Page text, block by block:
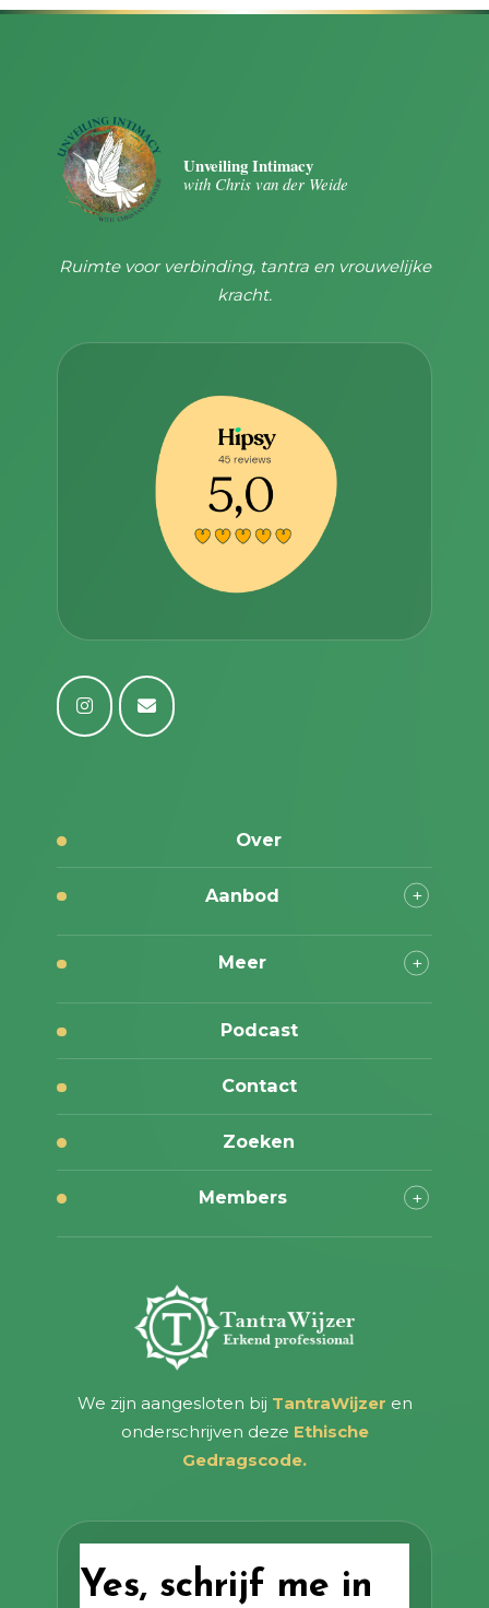
Unveiling Intimacy
with Chris van der Weide
Ruimte voor verbinding, tantra en vrouwelijke
kracht.
Over
Aanbod
Meer
Podcast
Contact
Zoeken
Members
We zijn aangesloten bij TantraWijzer en
onderschrijven deze Ethische
Gedragscode.
Yes, schrijf me in